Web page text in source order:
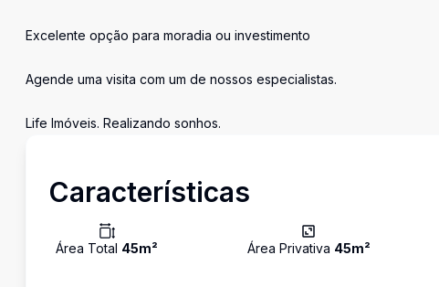
Excelente opção para moradia ou investimento
Agende uma visita com um de nossos especialistas.
Life Imóveis. Realizando sonhos.
Características
Área Total 45m² Área Privativa 45m²